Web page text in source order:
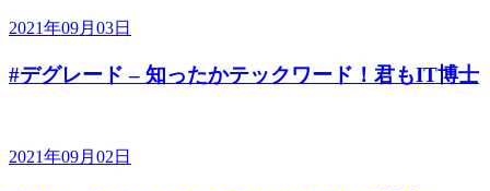
2021年09月03日
#デグレード – 知ったかテックワード！君もIT博士
2021年09月02日